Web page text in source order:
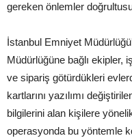
gereken önlemler
İstanbul Emniyet
Müdürlüğüne bağlı ekipler,
ve sipariş götürdükleri
kartlarını yazılımı
bilgilerini alan kişilere
operasyonda bu yöntemle